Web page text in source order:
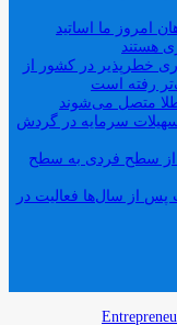
امروز ما اساتید
هستند
خطرپذیر در کشور از
رفته است
متصل می‌شوند
سرمایه در گردش
از سطح فردی به سطح
از سال‌ها فعالیت در